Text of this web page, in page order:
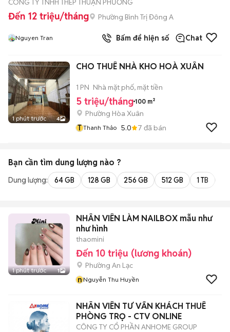
CÔNG TY TNHH THÉP THUẬN PHƯƠNG
Đến 12 triệu/tháng Phường Bình Trị Đông A
Nguyen Tran Bấm để hiện số Chat
1 phút trước 4
CHO THUÊ NHÀ KHO HOÀ XUÂN
1 PN Nhà mặt phố, mặt tiền
5 triệu/tháng 100 m²
Phường Hòa Xuân
T Thanh Thảo 5.0 7 đã bán
Bạn cần tìm dung lượng nào ?
Dung lượng: 64 GB 128 GB 256 GB 512 GB 1 TB
1 phút trước 1
NHÂN VIÊN LÀM NAILBOX mẫu như
như hình
thaomini
Đến 10 triệu (lương khoán)
Phường An Lạc
nNguyễn Thu Huyền
NHÂN VIÊN TƯ VẤN KHÁCH THUÊ
PHÒNG TRỌ - CTV ONLINE
CÔNG TY CỔ PHẦN ANHOME GROUP